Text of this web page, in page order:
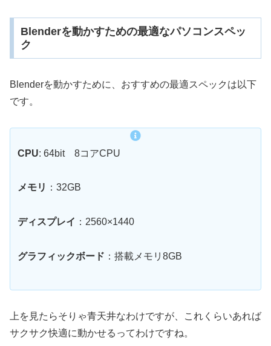
Blenderを動かすための最適なパソコンスペッ
ク
Blenderを動かすために、おすすめの最適スペックは以下
です。
CPU: 64bit 8コアCPU
メモリ ：32GB
ディスプレイ ：2560×1440
グラフィックボード ：搭載メモリ8GB
上を見たらそりゃ青天井なわけですが、これくらいあれば
サクサク快適に動かせるってわけですね。